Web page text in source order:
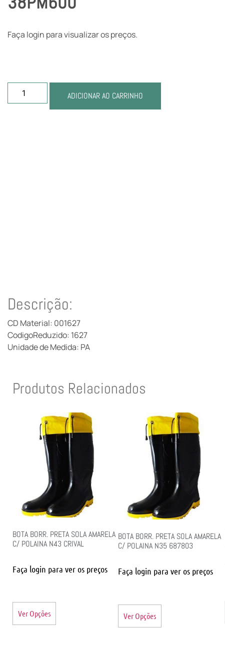
Faça login para visualizar os preços.
ADICIONAR AO CARRINHO
Descrição:
CD Material: 001627
CodigoReduzido: 1627
Unidade de Medida: PA
Produtos Relacionados
BOTA BORR. PRETA SOLA AMARELA
C/ POLAINA N43 CRIVAL
Faça login para ver os preços
Ver Opções
BOTA BORR. PRETA SOLA AMARELA
C/ POLAINA N35 687803
Faça login para ver os preços
Ver Opções